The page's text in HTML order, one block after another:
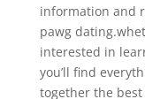
information and
pawg
interested in
you’ll find
together the